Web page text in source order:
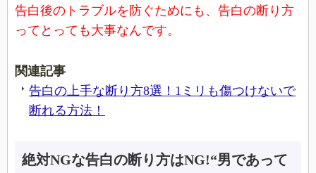
告白後のトラブルを防ぐためにも、告白の断り方
ってとっても大事なんです。
関連記事
告白の上手な断り方8選！1ミリも傷つけないで
断れる方法！
絶対NGな告白の断り方はNG!“男であって